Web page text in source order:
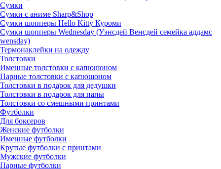
Сумки
Сумки с аниме Sharp&Shop
Сумки шопперы Hello Kitty Куроми
Сумки шопперы Wednesday (Уэнсдей Венсдей семейка аддамс
wensday)
Термонаклейки на одежду
Толстовки
Именные толстовки с капюшоном
Парные толстовки с капюшоном
Толстовки в подарок для дедушки
Толстовки в подарок для папы
Толстовки со смешными принтами
Футболки
Для боксеров
Женские футболки
Именные футболки
Крутые футболки с принтами
Мужские футболки
Парные футболки